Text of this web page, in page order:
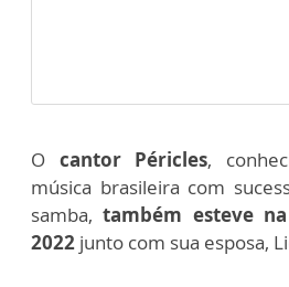
O cantor Péricles,
música brasileira com
samba, também esteve
2022 junto com sua esposa,